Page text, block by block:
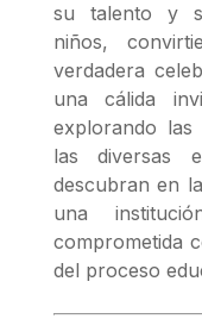
su talento y
niños,
verdadera
una cálida
explorando las
las diversas
descubran en
una
comprometida
del proceso